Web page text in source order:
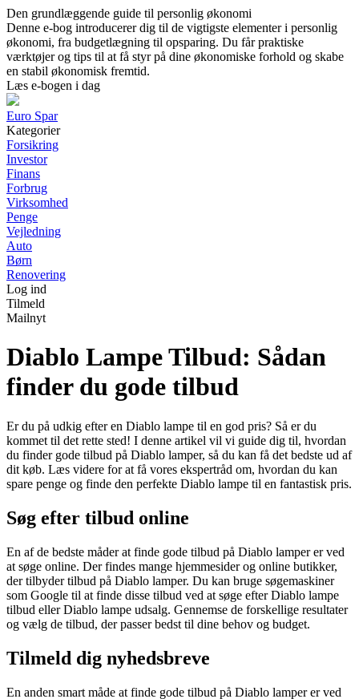
Den grundlæggende guide til personlig økonomi
Denne e-bog introducerer dig til de vigtigste elementer i personlig
økonomi, fra budgetlægning til opsparing. Du får praktiske
værktøjer og tips til at få styr på dine økonomiske forhold og skabe
en stabil økonomisk fremtid.
Læs e-bogen i dag
Euro Spar
Kategorier
Forsikring
Investor
Finans
Forbrug
Virksomhed
Penge
Vejledning
Auto
Børn
Renovering
Log ind
Tilmeld
Mailnyt
Diablo Lampe Tilbud: Sådan
finder du gode tilbud
Er du på udkig efter en Diablo lampe til en god pris? Så er du
kommet til det rette sted! I denne artikel vil vi guide dig til, hvordan
du finder gode tilbud på Diablo lamper, så du kan få det bedste ud af
dit køb. Læs videre for at få vores ekspertråd om, hvordan du kan
spare penge og finde den perfekte Diablo lampe til en fantastisk pris.
Søg efter tilbud online
En af de bedste måder at finde gode tilbud på Diablo lamper er ved
at søge online. Der findes mange hjemmesider og online butikker,
der tilbyder tilbud på Diablo lamper. Du kan bruge søgemaskiner
som Google til at finde disse tilbud ved at søge efter Diablo lampe
tilbud eller Diablo lampe udsalg. Gennemse de forskellige resultater
og vælg de tilbud, der passer bedst til dine behov og budget.
Tilmeld dig nyhedsbreve
En anden smart måde at finde gode tilbud på Diablo lamper er ved